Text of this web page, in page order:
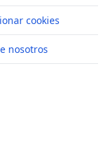
cookies
nosotros